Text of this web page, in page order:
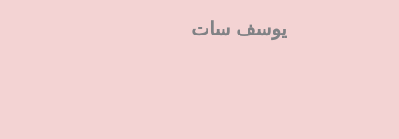
يوسف سات